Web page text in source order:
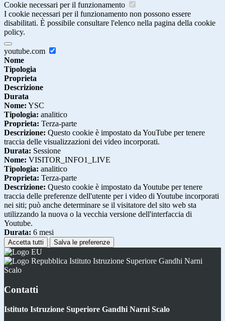
Cookie necessari per il funzionamento
I cookie necessari per il funzionamento non possono essere
disabilitati. È possibile consultare l'elenco nella pagina della cookie
policy.
youtube.com
Nome
Tipologia
Proprieta
Descrizione
Durata
Nome: YSC
Tipologia: analitico
Proprieta: Terza-parte
Descrizione: Questo cookie è impostato da YouTube per tenere
traccia delle visualizzazioni dei video incorporati.
Durata: Sessione
Nome: VISITOR_INFO1_LIVE
Tipologia: analitico
Proprieta: Terza-parte
Descrizione: Questo cookie è impostato da Youtube per tenere
traccia delle preferenze dell'utente per i video di Youtube incorporati
nei siti; può anche determinare se il visitatore del sito web sta
utilizzando la nuova o la vecchia versione dell'interfaccia di
Youtube.
Durata: 6 mesi
Accetta tutti Salva le preferenze
Istituto Istruzione Superiore Gandhi Narni
Scalo
Contatti
Istituto Istruzione Superiore Gandhi Narni Scalo